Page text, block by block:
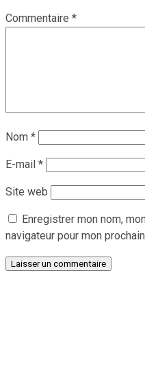
Commentaire *
Nom *
E-mail *
Site web
Enregistrer mon nom,
navigateur pour mon